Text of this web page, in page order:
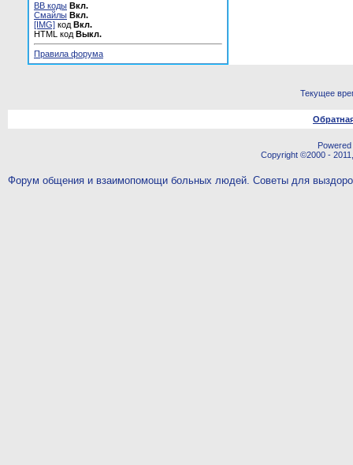
BB коды Вкл.
Смайлы Вкл.
[IMG] код Вкл.
HTML код Выкл.
Правила форума
Текущее
Copyright ©2000 -
Форум общения и взаимопомощи больных людей. Советы для